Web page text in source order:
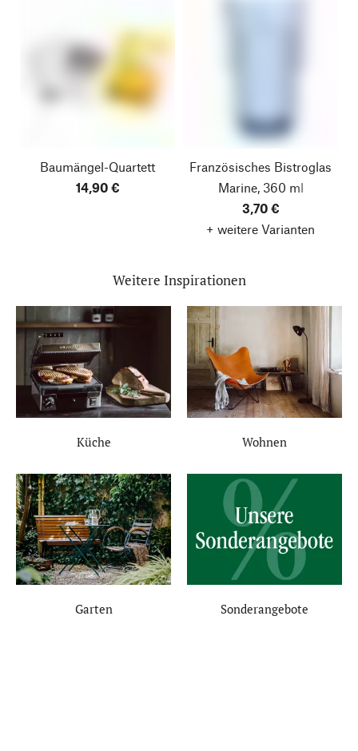
Baumängel-Quartett
14,90 €
Französisches Bistroglas
Marine, 360 ml
3,70 €
+ weitere Varianten
Weitere Inspirationen
Küche Wohnen
Garten Sonderangebote